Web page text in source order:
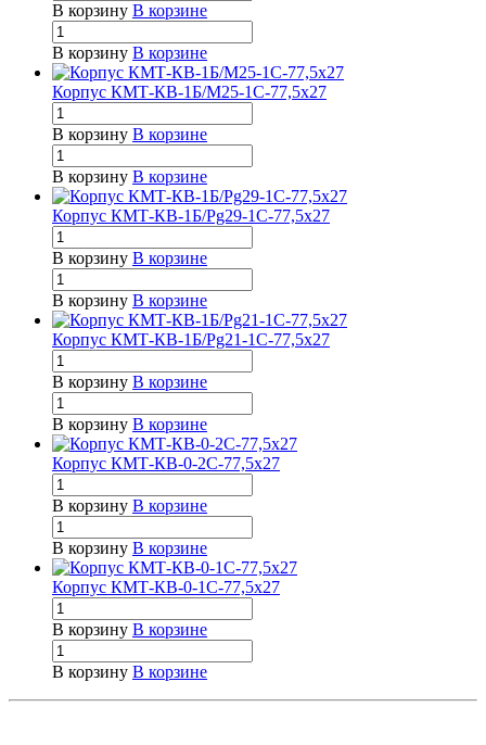
В корзину В корзине
В корзину В корзине
Корпус КМТ-КВ-1Б/М25-1С-77,5х27
В корзину В корзине
В корзину В корзине
Корпус КМТ-КВ-1Б/Pg29-1С-77,5х27
В корзину В корзине
В корзину В корзине
Корпус КМТ-КВ-1Б/Pg21-1С-77,5х27
В корзину В корзине
В корзину В корзине
Корпус КМТ-КВ-0-2С-77,5х27
В корзину В корзине
В корзину В корзине
Корпус КМТ-КВ-0-1С-77,5х27
В корзину В корзине
В корзину В корзине